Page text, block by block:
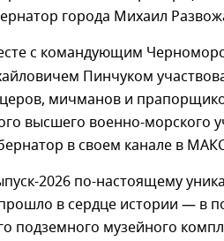
города Михаил
с командующим
Пинчуком
мичманов и
высшего военно-морского
в своем канале в
2026 по-настоящему
в сердце истории — в
подземного музейного